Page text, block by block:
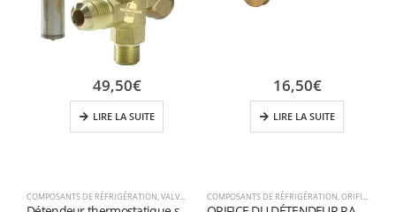
COMPOSANTS DE RÉFRIGÉRATION,VALVES D'EXPANSION
49,50€
LIRE LA SUITE
COMPOSANTS DE RÉFRIGÉRATION,ORIFICE POUR LE DÉTENDEUR
16,50€
LIRE LA SUITE